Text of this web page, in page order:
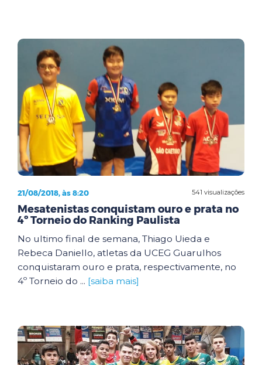
541 visualizações
21/08/2018, às 8:20
Mesatenistas conquistam ouro e prata no
4º Torneio do Ranking Paulista
No ultimo final de semana, Thiago Uieda e
Rebeca Daniello, atletas da UCEG Guarulhos
conquistaram ouro e prata, respectivamente, no
4º Torneio do ... [saiba mais]